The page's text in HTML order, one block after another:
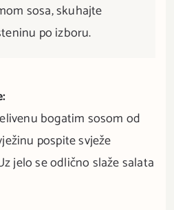
sosa, skuhajte
po izboru.
bogatim sosom od
pospite svježe
jelo se odlično slaže salata